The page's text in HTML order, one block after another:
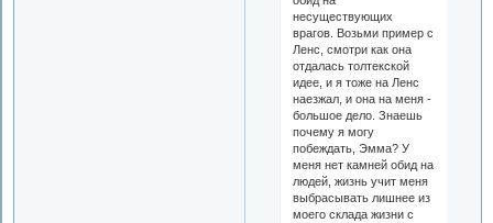
несуществующих
врагов. Возьми пример с
Ленс, смотри как она
отдалась толтекской
идее, и я тоже на Ленс
наезжал, и она на меня -
большое дело. Знаешь
почему я могу
побеждать, Эмма? У
меня нет камней обид на
людей, жизнь учит меня
выбрасывать лишнее из
моего склада жизни с